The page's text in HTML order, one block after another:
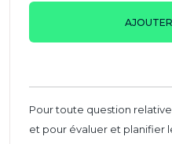
Pour toute question
et pour évaluer et planifier